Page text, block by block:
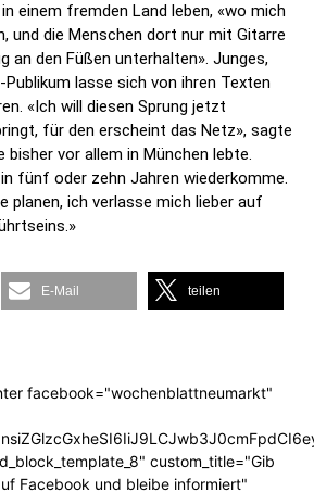
einem fremden Land leben, «wo mich
und die Menschen dort nur mit Gitarre
an den Füßen unterhalten». Junges,
lasse sich von ihren Texten
«Ich will diesen Sprung jetzt
für den erscheint das Netz», sagte
bisher vor allem in München lebte.
fünf oder zehn Jahren wiederkomme.
planen, ich verlasse mich lieber auf
E-Mail teilen
facebook="wochenblattneumarkt"
custom_title="Gib
Facebook und bleibe informiert"